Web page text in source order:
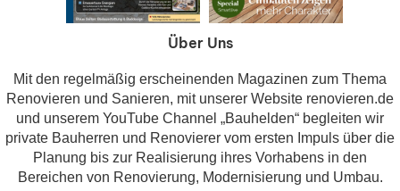
Über Uns
Mit den regelmäßig erscheinenden Magazinen zum Thema
Renovieren und Sanieren, mit unserer Website renovieren.de
und unserem YouTube Channel „Bauhelden“ begleiten wir
private Bauherren und Renovierer vom ersten Impuls über die
Planung bis zur Realisierung ihres Vorhabens in den
Bereichen von Renovierung, Modernisierung und Umbau.